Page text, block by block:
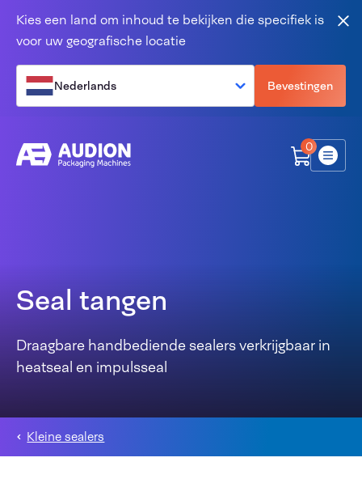
Kies een land om inhoud te bekijken die specifiek is
voor uw geografische locatie
Nederlands Bevestingen
0
Menu
Seal tangen
Draagbare handbediende sealers verkrijgbaar in
heatseal en impulsseal
Kleine sealers